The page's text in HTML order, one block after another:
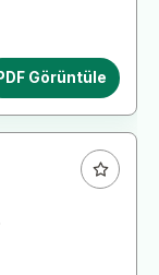
PDF Görüntüle